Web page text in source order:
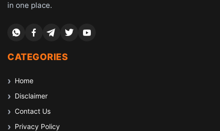
in one place.
CATEGORIES
Home
Disclaimer
Contact Us
Privacy Policy